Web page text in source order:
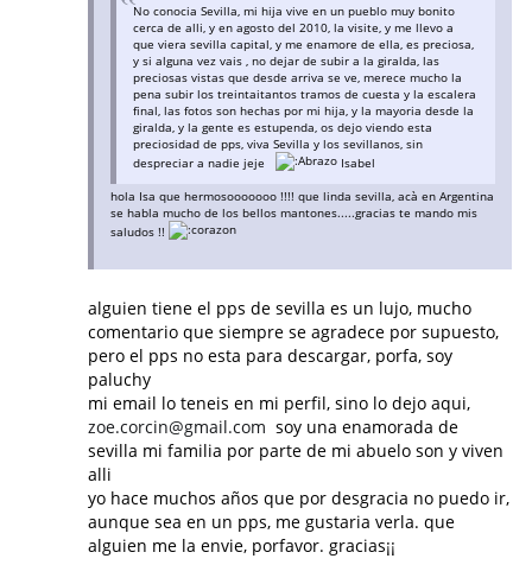
No conocia Sevilla, mi hija vive en un pueblo muy bonito
cerca de alli, y en agosto del 2010, la visite, y me llevo a
que viera sevilla capital, y me enamore de ella, es preciosa,
y si alguna vez vais , no dejar de subir a la giralda, las
preciosas vistas que desde arriva se ve, merece mucho la
pena subir los treintaitantos tramos de cuesta y la escalera
final, las fotos son hechas por mi hija, y la mayoria desde la
giralda, y la gente es estupenda, os dejo viendo esta
preciosidad de pps, viva Sevilla y los sevillanos, sin
despreciar a nadie jeje
Isabel
hola Isa que hermosooooooo !!!! que linda sevilla, acà en Argentina
se habla mucho de los bellos mantones.....gracias te mando mis
saludos !!
alguien tiene el pps de sevilla es un lujo, mucho
comentario que siempre se agradece por supuesto,
pero el pps no esta para descargar, porfa, soy
paluchy
mi email lo teneis en mi perfil, sino lo dejo aqui,
zoe.corcin@gmail.com soy una enamorada de
sevilla mi familia por parte de mi abuelo son y viven
alli
yo hace muchos años que por desgracia no puedo ir,
aunque sea en un pps, me gustaria verla. que
alguien me la envie, porfavor. gracias¡¡